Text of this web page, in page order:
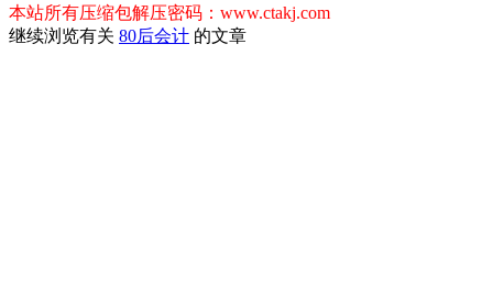
本站所有压缩包解压密码：www.ctakj.com
继续浏览有关 80后会计 的文章